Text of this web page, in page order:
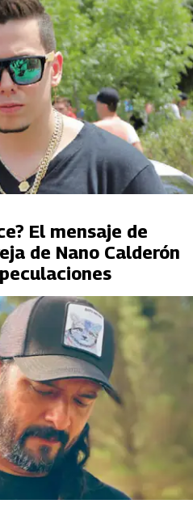
El mensaje de
de Nano Calderón